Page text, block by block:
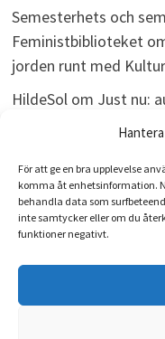
För att ge en bra upplevelse
komma åt enhetsinformation.
behandla data som
inte samtycker eller om du
funktioner negativt.
Semesterhets och
Feministbiblioteket
jorden runt med
HildeSolom Just nu:
om
ARKIV